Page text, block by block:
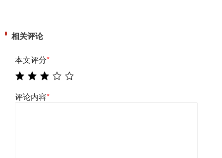
相关评论
本文评分*
评论内容*